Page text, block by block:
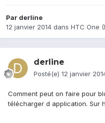
Par derline
12 janvier 2014 dans HTC One
derline
Posté(e) 12 janvier
Comment peut on faire pour
télécharger d application. Sur